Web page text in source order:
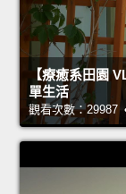
【療癒系田園
單生活
觀看次數：29987